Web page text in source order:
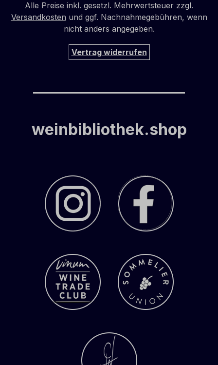
Alle Preise inkl. gesetzl. Mehrwertsteuer zzgl.
Versandkosten und ggf. Nachnahmegebühren, wenn
nicht anders angegeben.
Vertrag widerrufen
weinbibliothek.shop